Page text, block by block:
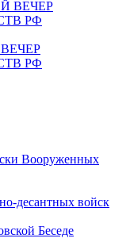
РФ
Вооруженных
десантных войск
Беседе